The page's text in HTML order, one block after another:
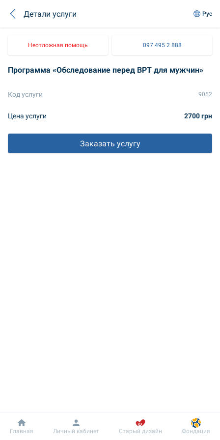
Детали услуги Рус
Неотложная помощь 097 495 2 888
Программа «Обследование перед ВРТ для мужчин»
Код услуги 9052
Цена услуги 2700 грн
Заказать услугу
Добробут Информация Пациенту
Главная Личный кабинет Старый дизайн Фондация